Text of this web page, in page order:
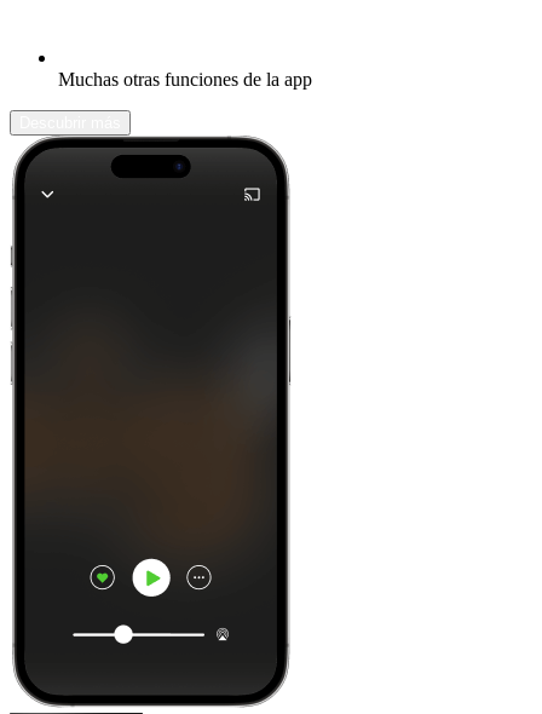
Muchas otras funciones de la app